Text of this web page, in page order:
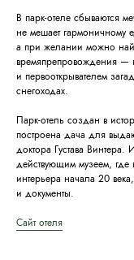
В парк-отеле сбываются
не мешает
а при желании можно
времяпрепровождения —
и первооткрывателем
снегоходах.
Парк-отель создан в
построена дача для
доктора Густава
действующим музеем, где
интерьера начала 20
и документы.
Сайт отеля